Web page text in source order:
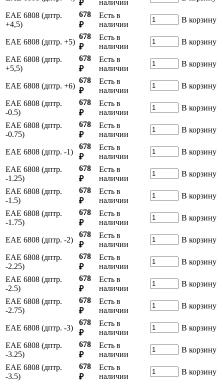
₽ наличии
ЕАЕ 6808 (дптр.
+4,5)
678
₽
Есть в
наличии
В корзину
ЕАЕ 6808 (дптр. +5)
678
₽
Есть в
наличии
В корзину
ЕАЕ 6808 (дптр.
+5,5)
678
₽
Есть в
наличии
В корзину
ЕАЕ 6808 (дптр. +6)
678
₽
Есть в
наличии
В корзину
ЕАЕ 6808 (дптр.
-0.5)
678
₽
Есть в
наличии
В корзину
ЕАЕ 6808 (дптр.
-0.75)
678
₽
Есть в
наличии
В корзину
ЕАЕ 6808 (дптр. -1)
678
₽
Есть в
наличии
В корзину
ЕАЕ 6808 (дптр.
-1.25)
678
₽
Есть в
наличии
В корзину
ЕАЕ 6808 (дптр.
-1.5)
678
₽
Есть в
наличии
В корзину
ЕАЕ 6808 (дптр.
-1.75)
678
₽
Есть в
наличии
В корзину
ЕАЕ 6808 (дптр. -2)
678
₽
Есть в
наличии
В корзину
ЕАЕ 6808 (дптр.
-2.25)
678
₽
Есть в
наличии
В корзину
ЕАЕ 6808 (дптр.
-2.5)
678
₽
Есть в
наличии
В корзину
ЕАЕ 6808 (дптр.
-2.75)
678
₽
Есть в
наличии
В корзину
ЕАЕ 6808 (дптр. -3)
678
₽
Есть в
наличии
В корзину
ЕАЕ 6808 (дптр.
-3.25)
678
₽
Есть в
наличии
В корзину
ЕАЕ 6808 (дптр.
-3.5)
678
₽
Есть в
наличии
В корзину